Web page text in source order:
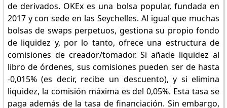
de derivados. OKEx es una bolsa popular, fundada en
2017 y con sede en las Seychelles. Al igual que muchas
bolsas de swaps perpetuos, gestiona su propio fondo
de liquidez y, por lo tanto, ofrece una estructura de
comisiones de creador/tomador. Si añade liquidez al
libro de órdenes, sus comisiones pueden ser de hasta
-0,015% (es decir, recibe un descuento), y si elimina
liquidez, la comisión máxima es del 0,05%. Esta tasa se
paga además de la tasa de financiación. Sin embargo,